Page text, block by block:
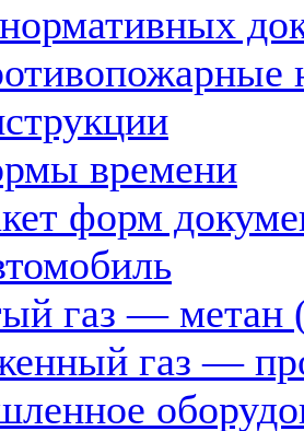
времени
форм
газ — метан
газ —